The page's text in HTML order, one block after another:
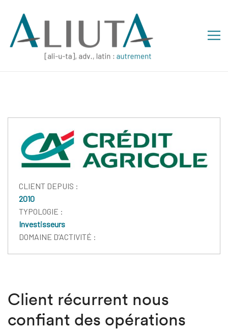
CLIENT DEPUIS :
2010
TYPOLOGIE :
Investisseurs
DOMAINE D’ACTIVITÉ :
Client récurrent nous
confiant des opérations